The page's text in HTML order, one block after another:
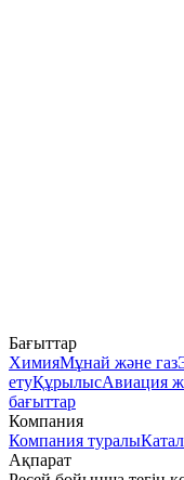
Бағыттар
ХимияМұнай және газ
етуҚұрылысАвиация
бағыттар
Компания
Компания туралы
Ақпарат